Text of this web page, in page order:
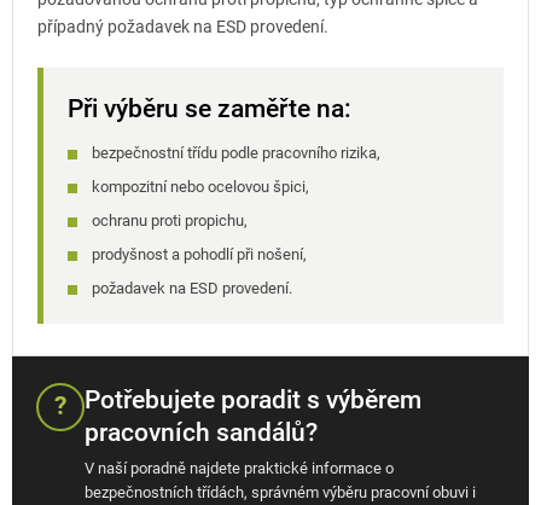
případný požadavek na ESD provedení.
Při výběru se zaměřte na:
bezpečnostní třídu podle pracovního rizika,
kompozitní nebo ocelovou špici,
ochranu proti propichu,
prodyšnost a pohodlí při nošení,
požadavek na ESD provedení.
?
Potřebujete poradit s výběrem
pracovních sandálů?
V naší poradně najdete praktické informace o
bezpečnostních třídách, správném výběru pracovní obuvi i